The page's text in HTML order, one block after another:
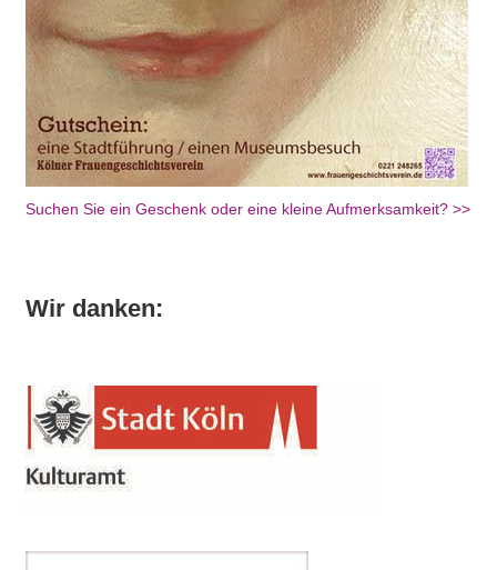
Suchen Sie ein Geschenk oder eine kleine Aufmerksamkeit? >>
Wir danken: